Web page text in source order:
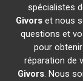
spécialistes
Givorset nous
questions et
pour
réparation de
Givors. Nous